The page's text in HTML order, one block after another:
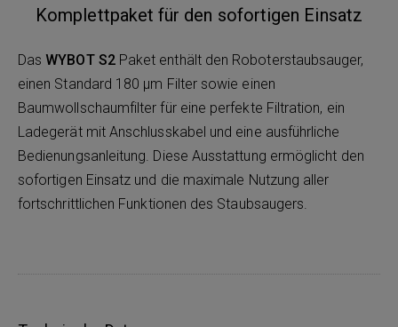
Komplettpaket für den sofortigen Einsatz
DasWYBOT S2Paket enthält den Roboterstaubsauger,
einen Standard 180 μm Filter sowie einen
Baumwollschaumfilter für eine perfekte Filtration, ein
Ladegerät mit Anschlusskabel und eine ausführliche
Bedienungsanleitung. Diese Ausstattung ermöglicht den
sofortigen Einsatz und die maximale Nutzung aller
fortschrittlichen Funktionen des Staubsaugers.